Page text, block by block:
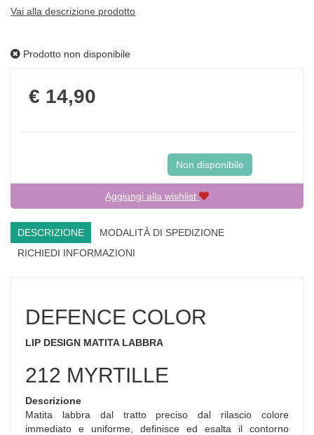
Vai alla descrizione prodotto
Prodotto non disponibile
Prezzo
€ 14,90
Non disponibile
Aggiungi alla wishlist
DESCRIZIONE
MODALITÀ DI SPEDIZIONE
RICHIEDI INFORMAZIONI
DEFENCE COLOR
LIP DESIGN MATITA LABBRA
212 MYRTILLE
Descrizione
Matita labbra dal tratto preciso dal rilascio colore
immediato e uniforme, definisce ed esalta il contorno